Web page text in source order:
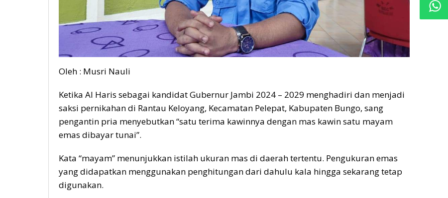
Oleh : Musri Nauli
Ketika Al Haris sebagai kandidat Gubernur Jambi 2024 – 2029 menghadiri dan menjadi
saksi pernikahan di Rantau Keloyang, Kecamatan Pelepat, Kabupaten Bungo, sang
pengantin pria menyebutkan “satu terima kawinnya dengan mas kawin satu mayam
emas dibayar tunai”.
Kata “mayam” menunjukkan istilah ukuran mas di daerah tertentu. Pengukuran emas
yang didapatkan menggunakan penghitungan dari dahulu kala hingga sekarang tetap
digunakan.